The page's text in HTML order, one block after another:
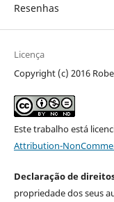
Resenhas
Licença
Copyright (c) 2016
Este trabalho está
Attribution-
Declaração de
propriedade dos seus